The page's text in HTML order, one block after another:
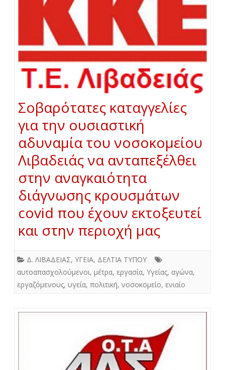
Σοβαρότατες καταγγελίες
για την ουσιαστική
αδυναμία του νοσοκομείου
Λιβαδειάς να ανταπεξέλθει
στην αναγκαιότητα
διάγνωσης κρουσμάτων
covid που έχουν εκτοξευτεί
και στην περιοχή μας
Δ. ΛΙΒΑΔΕΙΑΣ, ΥΓΕΙΑ, ΔΕΛΤΙΑ ΤΥΠΟΥ
αυτοαπασχολούμενοι, μέτρα, εργασία, Υγείας, αγώνα,
εργαζόμενους, υγεία, πολιτική, νοσοκομείο, ενιαίο